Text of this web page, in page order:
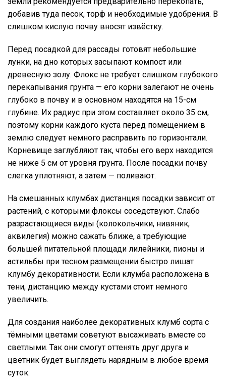
добавив туда песок, торф и необходимые удобрения. В
слишком кислую почву вносят извёстку.
Перед посадкой для рассады готовят небольшие
лунки, на дно которых засыпают компост или
древесную золу. Флокс не требует слишком глубокого
перекапывания грунта — его корни залегают не очень
глубоко в почву и в основном находятся на 15-см
глубине. Их радиус при этом составляет около 35 см,
поэтому корни каждого куста перед помещением в
землю следует немного расправить по горизонтали.
Корневище заглубляют так, чтобы его верх находится
не ниже 5 см от уровня грунта. После посадки почву
слегка уплотняют, а затем — поливают.
На смешанных клумбах дистанция посадки зависит от
растений, с которыми флоксы соседствуют. Слабо
разрастающиеся виды (колокольчики, нивяник,
аквилегия) можно сажать ближе, а требующие
большей питательной площади лилейники, пионы и
астильбы при тесном размещении быстро лишат
клумбу декоративности. Если клумба расположена в
тени, дистанцию между кустами стоит немного
увеличить.
Для создания наиболее декоративных клумб сорта с
тёмными цветами советуют высаживать вместе со
светлыми. Так они смогут оттенять друг друга и
цветник будет выглядеть нарядным в любое время
суток.